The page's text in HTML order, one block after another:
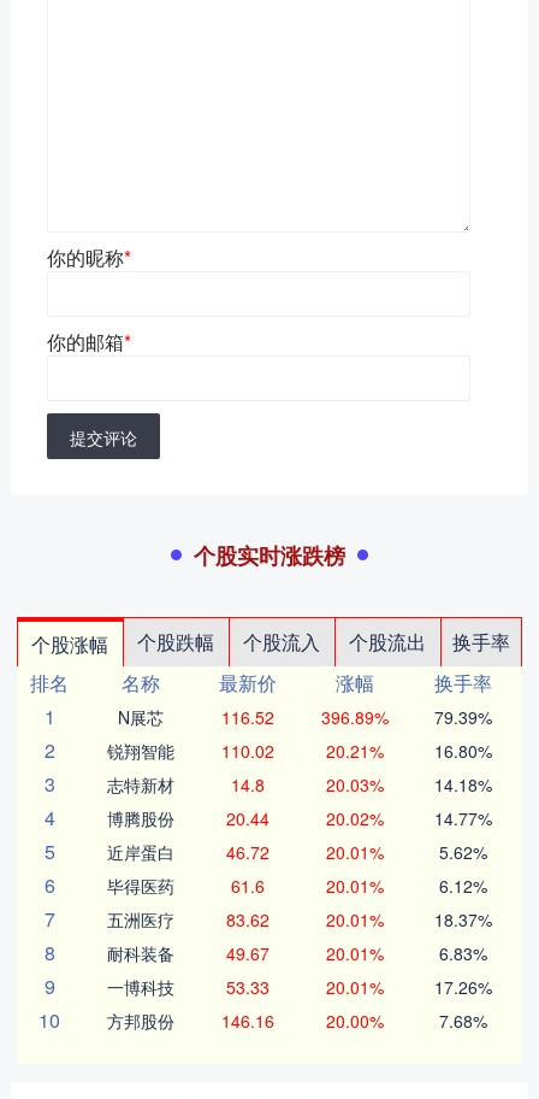
你的昵称*
你的邮箱*
提交评论
个股实时涨跌榜
个股涨幅 个股跌幅 个股流入 个股流出
换手率
排名
名称 最新价 涨幅
换手率
1
N展芯 116.52 396.89% 79.39%
2 锐翔智能 110.02 20.21% 16.80%
3 志特新材 14.8 20.03% 14.18%
4 博腾股份 20.44 20.02% 14.77%
5 近岸蛋白 46.72 20.01% 5.62%
6 毕得医药 61.6 20.01% 6.12%
7 五洲医疗 83.62 20.01% 18.37%
8 耐科装备 49.67 20.01% 6.83%
9 一博科技 53.33 20.01% 17.26%
10 方邦股份 146.16 20.00% 7.68%